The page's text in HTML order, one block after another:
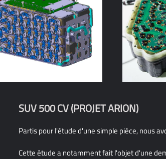
par plaques
froides
SUV 500 CV (PROJET ARION)
Partis pour l'étude d'une simple pièce, nous
Cette étude a notamment fait l'objet d'une